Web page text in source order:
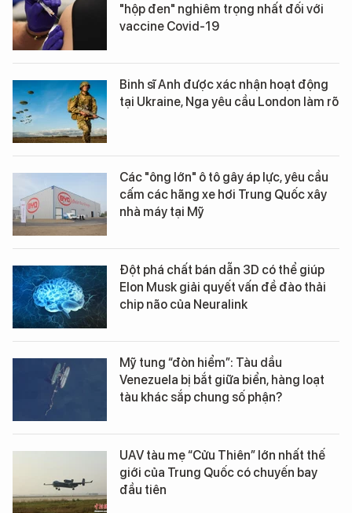
"hộp đen" nghiêm trọng nhất đối với
vaccine Covid-19
Binh sĩ Anh được xác nhận hoạt động
tại Ukraine, Nga yêu cầu London làm rõ
Các "ông lớn" ô tô gây áp lực, yêu cầu
cấm các hãng xe hơi Trung Quốc xây
nhà máy tại Mỹ
Đột phá chất bán dẫn 3D có thể giúp
Elon Musk giải quyết vấn đề đào thải
chip não của Neuralink
Mỹ tung “đòn hiểm”: Tàu dầu
Venezuela bị bắt giữa biển, hàng loạt
tàu khác sắp chung số phận?
UAV tàu mẹ “Cửu Thiên” lớn nhất thế
giới của Trung Quốc có chuyến bay
đầu tiên